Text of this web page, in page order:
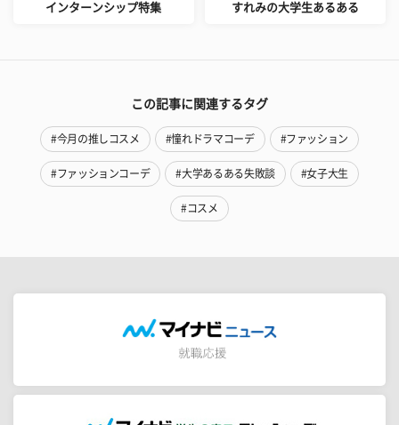
インターンシップ特集 すれみの大学生あるある
この記事に関連するタグ
#今月の推しコスメ #憧れドラマコーデ #ファッション
#ファッションコーデ #大学あるある失敗談 #女子大生
#コスメ